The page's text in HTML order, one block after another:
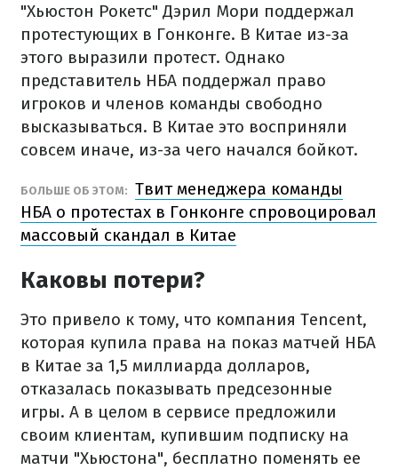
"Хьюстон Рокетс" Дэрил Мори поддержал
протестующих в Гонконге. В Китае из-за
этого выразили протест. Однако
представитель НБА поддержал право
игроков и членов команды свободно
высказываться. В Китае это восприняли
совсем иначе, из-за чего начался бойкот.
БОЛЬШЕ ОБ ЭТОМ: Твит менеджера команды
НБА о протестах в Гонконге спровоцировал
массовый скандал в Китае
Каковы потери?
Это привело к тому, что компания Tencent,
которая купила права на показ матчей НБА
в Китае за 1,5 миллиарда долларов,
отказалась показывать предсезонные
игры. А в целом в сервисе предложили
своим клиентам, купившим подписку на
матчи "Хьюстона", бесплатно поменять ее